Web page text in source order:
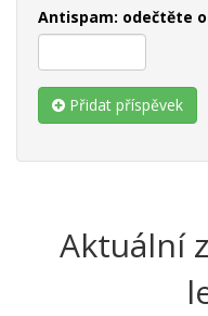
Antispam: odečtěte
Přidat příspěvek
Aktuální